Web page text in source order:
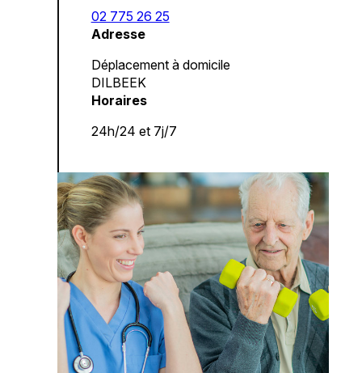
02 775 26 25
Adresse
Déplacement à domicile
DILBEEK
Horaires
24h/24 et 7j/7